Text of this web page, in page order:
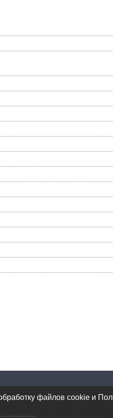
Адрес файлов cookie и